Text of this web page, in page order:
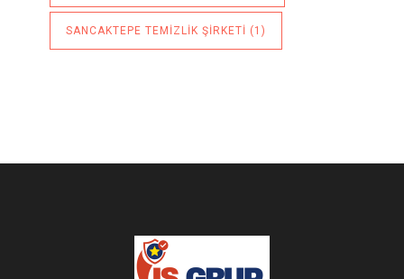
SANCAKTEPE TEMIZLIK ŞIRKETI (1)